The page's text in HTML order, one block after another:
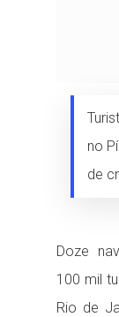
no
de
Doze
100 mil
Rio de